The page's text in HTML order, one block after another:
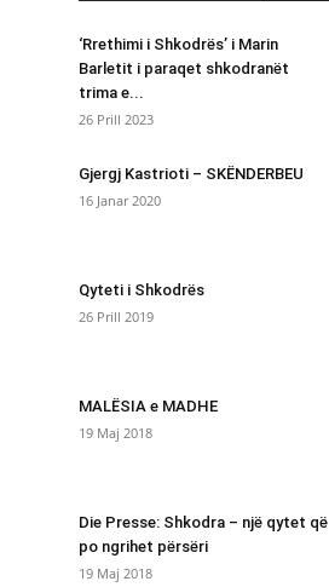
‘Rrethimi i Shkodrës’ i Marin
Barletit i paraqet shkodranët
trima e...
26 Prill 2023
Gjergj Kastrioti – SKËNDERBEU
16 Janar 2020
Qyteti i Shkodrës
26 Prill 2019
MALËSIA e MADHE
19 Maj 2018
Die Presse: Shkodra – një qytet që
po ngrihet përsëri
19 Maj 2018